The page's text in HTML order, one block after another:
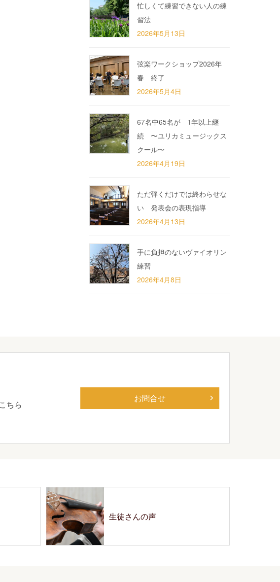
忙しくて練習できない人の練
習法
2026年5月13日
弦楽ワークショップ2026年
春 終了
2026年5月4日
67名中65名が 1年以上継
続 〜ユリカミュージックス
クール〜
2026年4月19日
ただ弾くだけでは終わらせな
い 発表会の表現指導
2026年4月13日
手に負担のないヴァイオリン
練習
2026年4月8日
ちら
お問合せ
生徒さんの声